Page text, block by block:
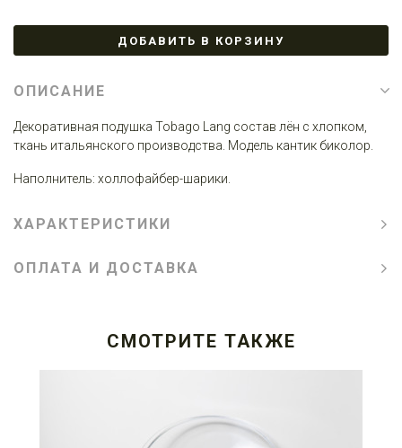
ДОБАВИТЬ В КОРЗИНУ
ОПИСАНИЕ
Декоративная подушка Tobago Lang состав лён с хлопком,
ткань итальянского производства. Модель кантик биколор.
Наполнитель: холлофайбер-шарики.
ХАРАКТЕРИСТИКИ
ОПЛАТА И ДОСТАВКА
СМОТРИТЕ ТАКЖЕ